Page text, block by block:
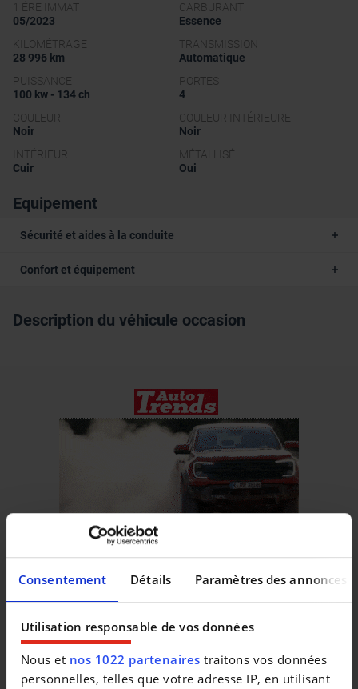
Consentement Détails Paramètres des annonces
Utilisation responsable de vos données
Nous et nos 1022 partenaires traitons vos données
personnelles, telles que votre adresse IP, en utilisant
1 ÉRE IMMAT
05/2023
CARBURANT
Essence
KILOMÉTRAGE
28 996 km
TRANSMISSION
Automatique
PUISSANCE
100 kw - 134 ch
PORTES
4
COULEUR
Noir
COULEUR INTÉRIEURE
Noir
INTÉRIEUR
Cuir
MÉTALLISÉ
Oui
Equipement
Sécurité et aides à la conduite
Confort et équipement
Description du véhicule occasion
Véhicules similaires